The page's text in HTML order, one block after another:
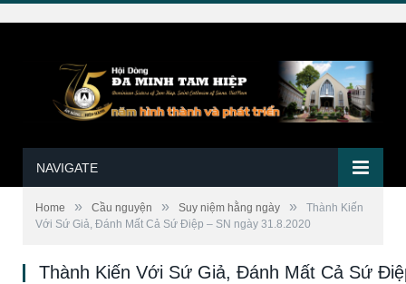
NAVIGATE
Home » Cầu nguyện » Suy niệm hằng ngày »
Thành Kiến
Với Sứ Giả, Đánh Mất Cả Sứ Điệp – SN ngày 31.8.2020
Thành Kiến Với Sứ Giả, Đánh Mất Cả Sứ